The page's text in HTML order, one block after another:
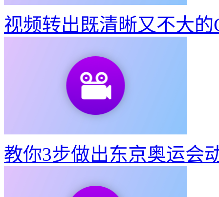
视频转出既清晰又不大